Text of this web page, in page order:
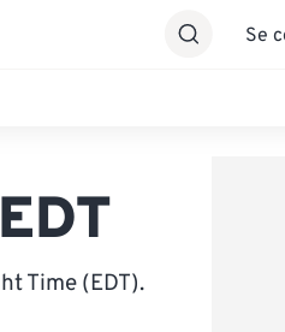
Se
Time (EDT).